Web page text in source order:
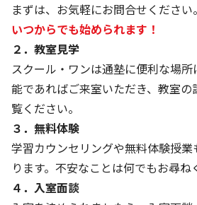
まずは、お気軽にお問合せくださ
いつからでも始められます！
２．教室見学
スクール・ワンは通塾に便利な場
能であればご来室いただき、教室
覧ください。
３．無料体験
学習カウンセリングや無料体験授
ります。不安なことは何でもお尋ね
４．入室面談